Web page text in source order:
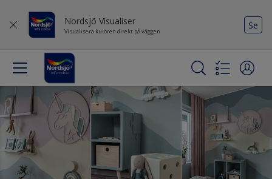
Nordsjö Visualiser
Visualisera kulören direkt på väggen
Se